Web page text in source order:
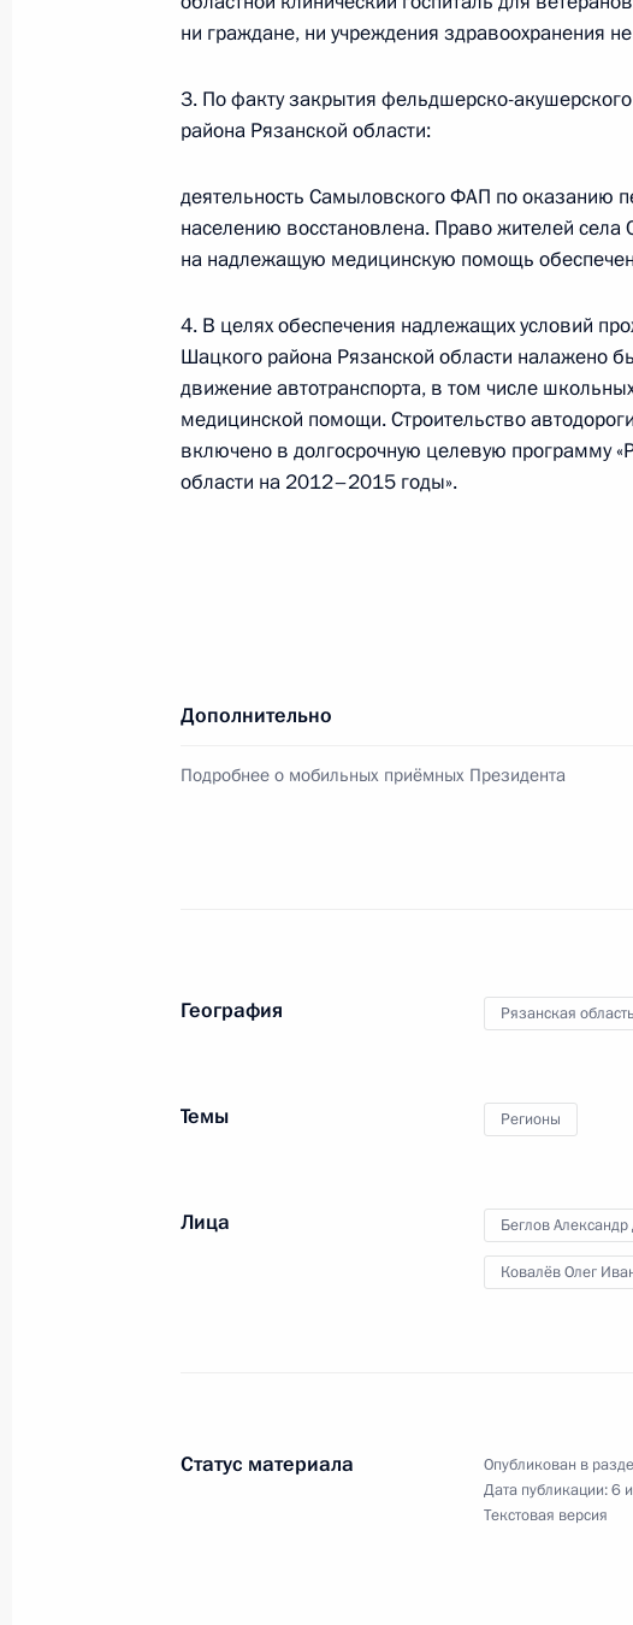
Губернатор Рязанской области Олег
работы мобильной приёмной
Перечень поручений по итогам работы
12 мая 2011 года, 18:50
Заместитель Руководителя Администрации
Александр Беглов провёл первый выезд
Рабочая встреча с губернатором Рязанской
поручений Президента
1 августа 2010 года, 14:00
ни граждане, ни учреждения здравоохранения
3. По факту закрытия фельдшерско-
района Рязанской области:
деятельность Самыловского ФАП по оказанию
населению восстановлена. Право жителей
на надлежащую медицинскую помощь
4. В целях обеспечения надлежащих условий
Шацкого района Рязанской области налажено
движение автотранспорта, в том числе
медицинской помощи. Строительство
включено в долгосрочную целевую программу
области на 2012–2015 годы».
Дополнительно
Подробнее о мобильных приёмных Президента
География Рязанская область
Темы Регионы
Лица Беглов
Ковалёв Олег
Статус материала Опубликован в
Дата публикации:6
Текстовая версия